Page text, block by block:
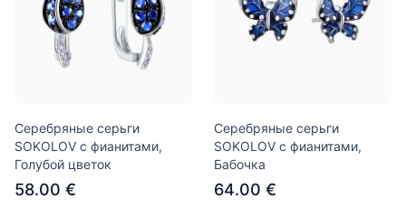
Серебряные серьги
SOKOLOV с фианитами,
Голубой цветок
58.00 €
Серебряные серьги
SOKOLOV с фианитами,
Бабочка
64.00 €